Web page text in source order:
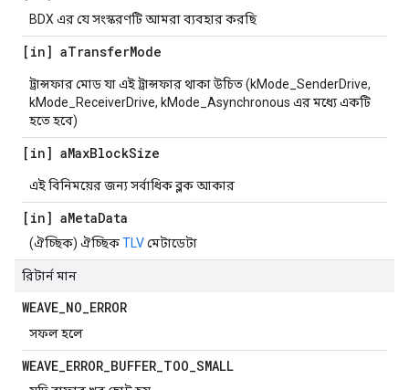
BDX এর যে সংস্করণটি আমরা ব্যবহার করছি
[in] aTransferMode
ট্রান্সফার মোড যা এই ট্রান্সফার থাকা উচিত (kMode_SenderDrive,
kMode_ReceiverDrive, kMode_Asynchronous এর মধ্যে একটি
হতে হবে)
[in] aMaxBlockSize
এই বিনিময়ের জন্য সর্বাধিক ব্লক আকার
[in] aMetaData
(ঐচ্ছিক) ঐচ্ছিকTLVমেটাডেটা
রিটার্ন মান
WEAVE_NO_ERROR
সফল হলে
WEAVE_ERROR_BUFFER_TOO_SMALL